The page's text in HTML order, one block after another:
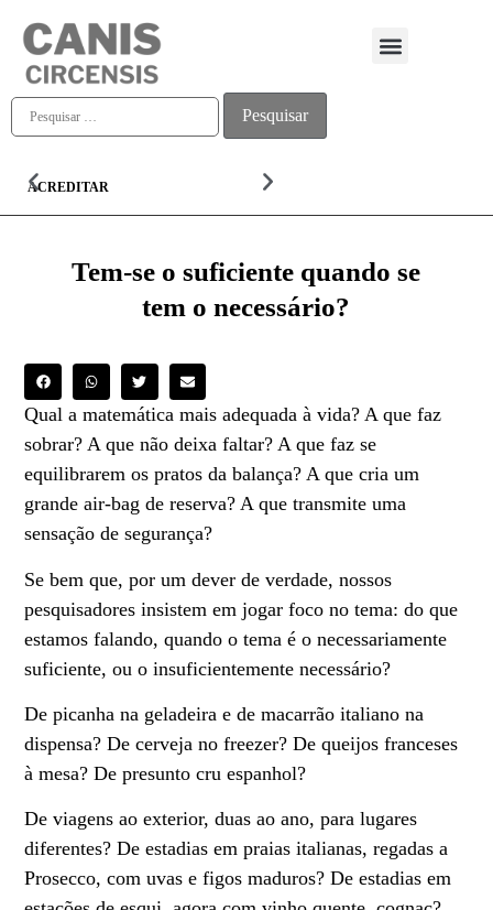
ACREDITAR
Tem-se o suficiente quando se
tem o necessário?
Qual a matemática mais adequada à vida? A que faz
sobrar? A que não deixa faltar? A que faz se
equilibrarem os pratos da balança? A que cria um
grande air-bag de reserva? A que transmite uma
sensação de segurança?
Se bem que, por um dever de verdade, nossos
pesquisadores insistem em jogar foco no tema: do que
estamos falando, quando o tema é o necessariamente
suficiente, ou o insuficientemente necessário?
De picanha na geladeira e de macarrão italiano na
dispensa? De cerveja no freezer? De queijos franceses
à mesa? De presunto cru espanhol?
De viagens ao exterior, duas ao ano, para lugares
diferentes? De estadias em praias italianas, regadas a
Prosecco, com uvas e figos maduros? De estadias em